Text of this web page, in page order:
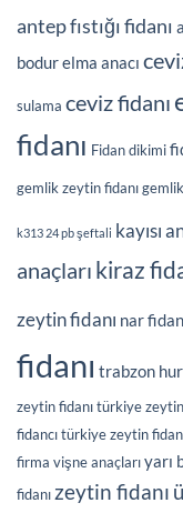
antep fıstığı fidanı
bodur elma anacı
sulama ceviz fidanı
fidanı Fidan dikimi
gemlik zeytin fidanı
k313 24 pb şeftali kayısı
anaçları kiraz
zeytin fidanı nar
fidanı trabzon
zeytin fidanıtürkiye
fidancıtürkiye zeytin
firma vişne anaçlarıyarı
fidanı zeytin fidanı